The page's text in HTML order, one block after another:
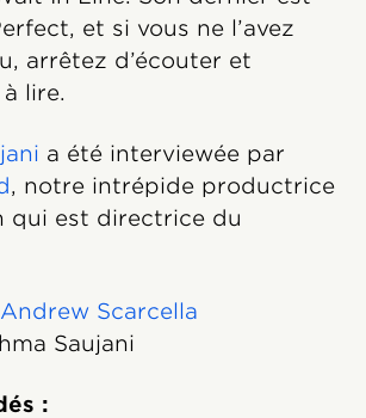
et si vous ne l’avez
arrêtez d’écouter et
lire.
a été interviewée par
, notre intrépide productrice
qui est directrice du
Andrew Scarcella
Saujani
: